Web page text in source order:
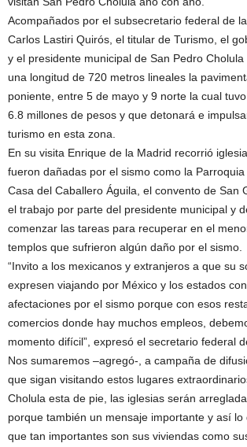
Acompañados por el subsecretario federal de
Carlos Lastiri Quirós, el titular de Turismo, el
y el presidente municipal de San Pedro
una longitud de 720 metros lineales la
poniente, entre 5 de mayo y 9 norte la cual
6.8 millones de pesos y que detonará e
turismo en esta zona.
En su visita Enrique de la Madrid recorrió
fueron dañadas por el sismo como la Parroquia
Casa del Caballero Águila, el convento de San
el trabajo por parte del presidente municipal y
comenzar las tareas para recuperar en el
templos que sufrieron algún daño por el sismo.
“Invito a los mexicanos y extranjeros a que su
expresen viajando por México y los estados
afectaciones por el sismo porque con esos
comercios donde hay muchos empleos,
momento difícil”, expresó el secretario federal
Nos sumaremos –agregó-, a campaña de
que sigan visitando estos lugares
Cholula esta de pie, las iglesias serán
porque también un mensaje importante y así lo
que tan importantes son sus viviendas como